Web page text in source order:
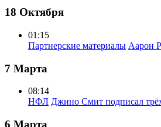
18 Октября
01:15
Партнерские материалы Аарон
7 Марта
08:14
НФЛ Джино Смит подписал
6 Марта